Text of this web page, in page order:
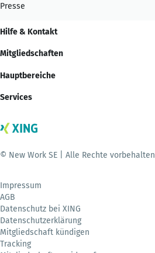
Presse
Hilfe & Kontakt
Mitgliedschaften
Hauptbereiche
Services
© New Work SE | Alle Rechte vorbehalten
Impressum
AGB
Datenschutz bei XING
Datenschutzerklärung
Mitgliedschaft kündigen
Tracking